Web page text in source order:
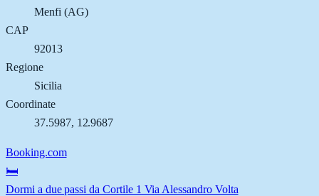
Menfi (AG)
CAP
92013
Regione
Sicilia
Coordinate
37.5987, 12.9687
Booking.com
🛏️
Dormi a due passi da Cortile 1 Via Alessandro Volta